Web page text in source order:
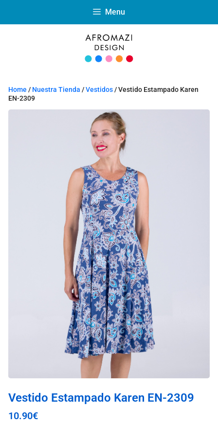
Menu
Home / Nuestra Tienda /Vestidos/ Vestido Estampado Karen
EN-2309
Vestido Estampado Karen EN-2309
10.90€